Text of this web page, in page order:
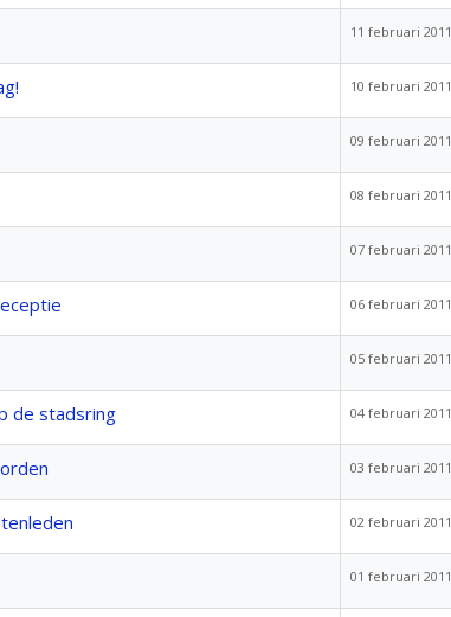
11 februari 2011
10 februari 2011
09 februari 2011
08 februari 2011
07 februari 2011
06 februari 2011
05 februari 2011
de stadsring 04 februari 2011
03 februari 2011
02 februari 2011
01 februari 2011